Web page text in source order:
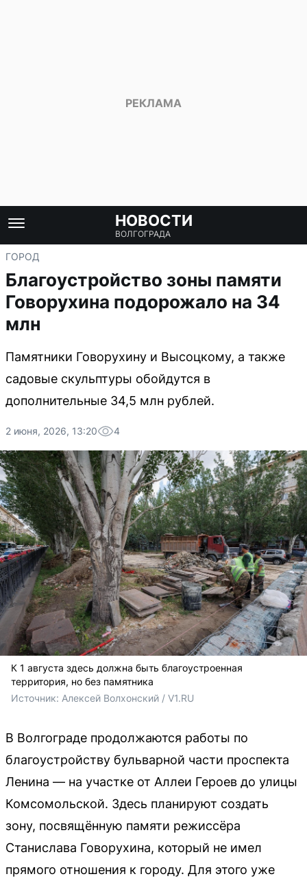
НОВОСТИ
ВОЛГОГРАДА
ГОРОД
Благоустройство зоны памяти
Говорухина подорожало на 34
млн
Памятники Говорухину и Высоцкому, а также
садовые скульптуры обойдутся в
дополнительные 34,5 млн рублей.
2 июня, 2026, 13:20 4
К 1 августа здесь должна быть благоустроенная
территория, но без памятника
Источник: Алексей Волхонский / V1.RU
В Волгограде продолжаются работы по
благоустройству бульварной части проспекта
Ленина — на участке от Аллеи Героев до улицы
Комсомольской. Здесь планируют создать
зону, посвящённую памяти режиссёра
Станислава Говорухина, который не имел
прямого отношения к городу. Для этого уже